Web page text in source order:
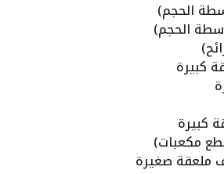
الحجم)
الحجم)
كبيرة
مكعبات)
ملعقة صغيرة